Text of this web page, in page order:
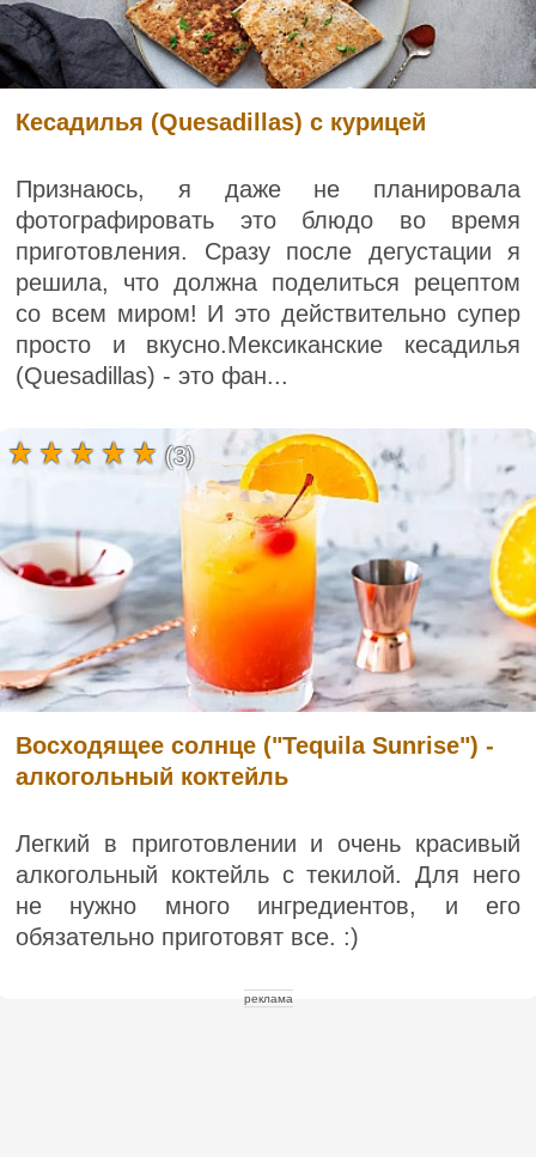
Кесадилья (Quesadillas) с курицей
Признаюсь, я даже не планировала
фотографировать это блюдо во время
приготовления. Сразу после дегустации я
решила, что должна поделиться рецептом
со всем миром! И это действительно супер
просто и вкусно.Мексиканские кесадилья
(Quesadillas) - это фан...
Восходящее солнце ("Tequila Sunrise") -
алкогольный коктейль
Легкий в приготовлении и очень красивый
алкогольный коктейль с текилой. Для него
не нужно много ингредиентов, и его
обязательно приготовят все. :)
(3)
реклама